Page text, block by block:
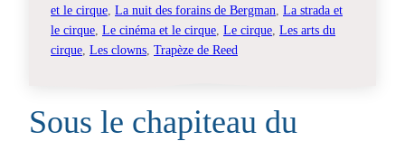
et le cirque La nuit des forains de Bergman La strada et
le cirque Le cinéma et le cirque Le cirque Les arts du
cirque Les clowns Trapèze de Reed
Sous le chapiteau du